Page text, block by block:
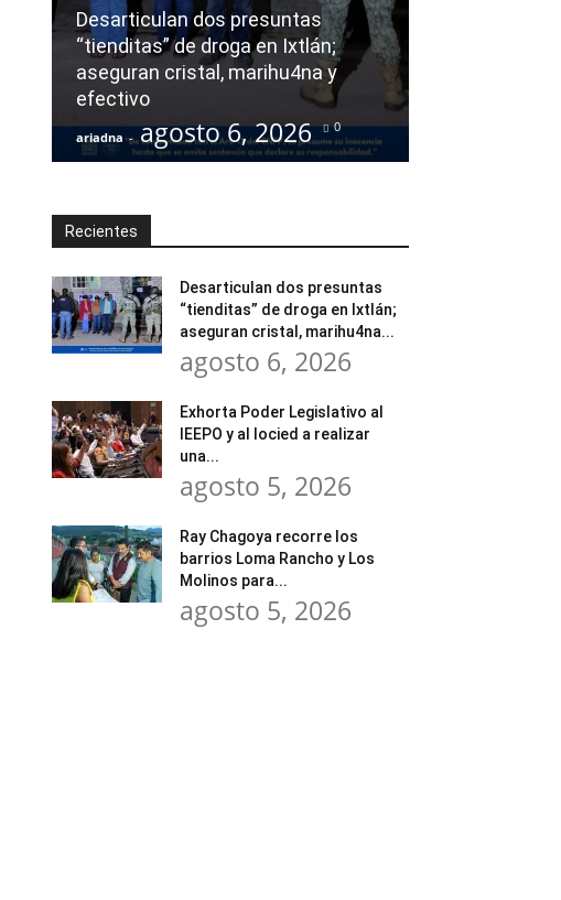
Desarticulan dos presuntas
“tienditas” de droga en Ixtlán;
aseguran cristal, marihu4na y
efectivo
ariadna - agosto 6, 2026 0
Recientes
Desarticulan dos presuntas
“tienditas” de droga en Ixtlán;
aseguran cristal, marihu4na...
agosto 6, 2026
Exhorta Poder Legislativo al
IEEPO y al Iocied a realizar
una...
agosto 5, 2026
Ray Chagoya recorre los
barrios Loma Rancho y Los
Molinos para...
agosto 5, 2026